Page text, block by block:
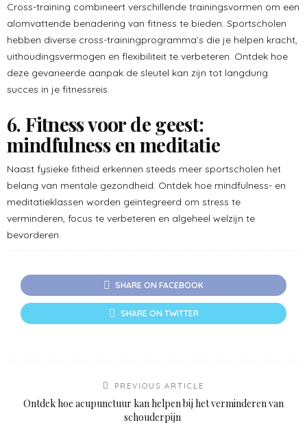
Cross-training combineert verschillende trainingsvormen om een
alomvattende benadering van fitness te bieden. Sportscholen
hebben diverse cross-trainingprogramma’s die je helpen kracht,
uithoudingsvermogen en flexibiliteit te verbeteren. Ontdek hoe
deze gevarieerde aanpak de sleutel kan zijn tot langdurig
succes in je fitnessreis.
6. Fitness voor de geest:
mindfulness en meditatie
Naast fysieke fitheid erkennen steeds meer sportscholen het
belang van mentale gezondheid. Ontdek hoe mindfulness- en
meditatieklassen worden geïntegreerd om stress te
verminderen, focus te verbeteren en algeheel welzijn te
bevorderen.
SHARE ON FACEBOOK
SHARE ON TWITTER
PREVIOUS ARTICLE
Ontdek hoe acupunctuur kan helpen bij het verminderen van
schouderpijn